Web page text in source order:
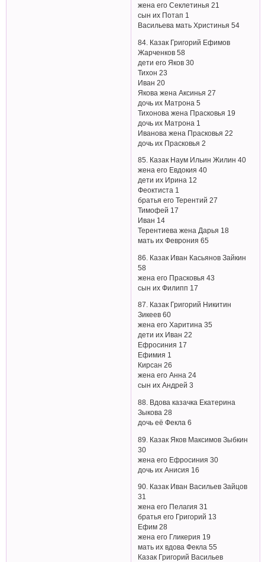
жена его Секлетинья 21
сын их Потап 1
Васильева мать Христинья 54
84. Казак Григорий Ефимов
Жарченков 58
дети его Яков 30
Тихон 23
Иван 20
Якова жена Аксинья 27
дочь их Матрона 5
Тихонова жена Прасковья 19
дочь их Матрона 1
Иванова жена Прасковья 22
дочь их Прасковья 2
85. Казак Наум Ильин Жилин 40
жена его Евдокия 40
дети их Ирина 12
Феоктиста 1
братья его Терентий 27
Тимофей 17
Иван 14
Терентиева жена Дарья 18
мать их Феврония 65
86. Казак Иван Касьянов Зайкин
58
жена его Прасковья 43
сын их Филипп 17
87. Казак Григорий Никитин
Зикеев 60
жена его Харитина 35
дети их Иван 22
Ефросиния 17
Ефимия 1
Кирсан 26
жена его Анна 24
сын их Андрей 3
88. Вдова казачка Екатерина
Зыкова 28
дочь её Фекла 6
89. Казак Яков Максимов Зыбкин
30
жена его Ефросиния 30
дочь их Анисия 16
90. Казак Иван Васильев Зайцов
31
жена его Пелагия 31
братья его Григорий 13
Ефим 28
жена его Гликерия 19
мать их вдова Фекла 55
Казак Григорий Васильев